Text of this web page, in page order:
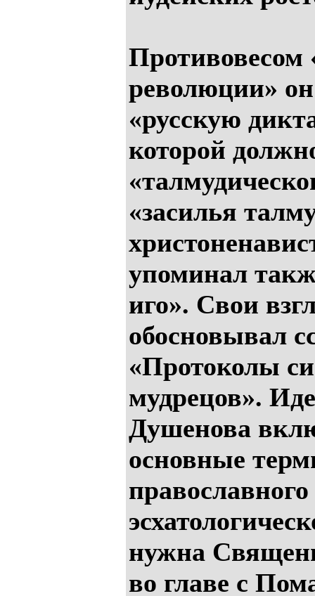
Противовесом
революции»
«русскую
которой
«засилья
упоминал
иго». Свои
обосновывал
«Протоколы
мудрецов».
Душенова
основные
православного
нужна
во главе с